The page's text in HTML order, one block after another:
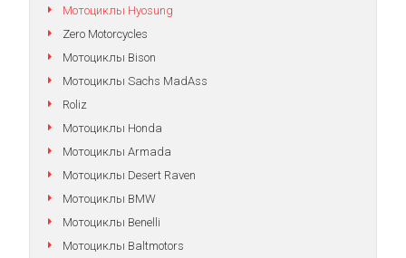
Мотоциклы Hyosung
Zero Motorcycles
Мотоциклы Bison
Мотоциклы Sachs MadAss
Roliz
Мотоциклы Honda
Мотоциклы Armada
Мотоциклы Desert Raven
Мотоциклы BMW
Мотоциклы Benelli
Мотоциклы Baltmotors